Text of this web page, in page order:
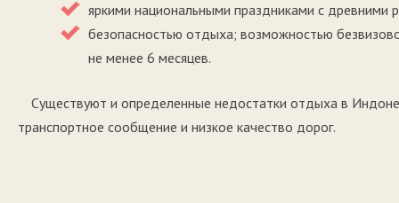
яркими национальными праздниками с древними
безопасностью отдыха; возможностью
не менее 6 месяцев.
Существуют и определенные недостатки отдыха в
транспортное сообщение и низкое качество дорог.